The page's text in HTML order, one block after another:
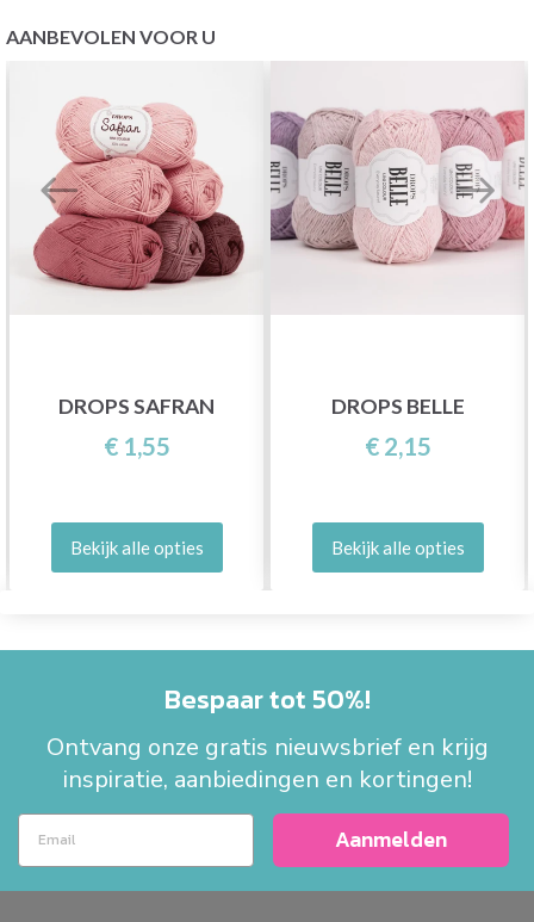
AANBEVOLEN VOOR U
DROPS SAFRAN
€ 1,55
Bekijk alle opties
DROPS BELLE
€ 2,15
Bekijk alle opties
Bespaar tot 50%!
Ontvang onze gratis nieuwsbrief en krijg
inspiratie, aanbiedingen en kortingen!
Aanmelden